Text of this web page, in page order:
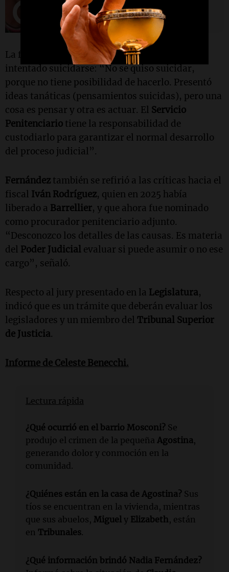
La funcionaria desmintió queBarrellier
intentado suicidarse: “No se quiso suicidar,
porque no tiene posibilidad de hacerlo. Presentó
ideas tanáticas (pensamientos suicidas), pero una
cosa es pensar y otra es actuar. El Servicio
Penitenciario tiene la responsabilidad de
custodiarlo para garantizar el normal desarrollo
del proceso judicial”.
Fernández también se refirió a las críticas hacia el
fiscal Iván Rodríguez, quien en 2025 había
liberado a Barrellier, y que ahora fue nominado
como procurador penitenciario adjunto.
“Desconozco los detalles de las causas. Es materia
del Poder Judicial evaluar si puede asumir o no ese
cargo”, señaló.
Respecto al jury presentado en la Legislatura,
indicó que es un trámite que deberán evaluar los
legisladores y un miembro del Tribunal Superior
de Justicia.
Informe de Celeste Benecchi.
Lectura rápida
¿Qué ocurrió en el barrio Mosconi? Se
produjo el crimen de la pequeña Agostina,
generando dolor y conmoción en la
comunidad.
¿Quiénes están en la casa de Agostina? Sus
tíos se encuentran en la vivienda, mientras
que sus abuelos, Miguel y Elizabeth, están
en Tribunales.
¿Qué información brindó Nadia Fernández?